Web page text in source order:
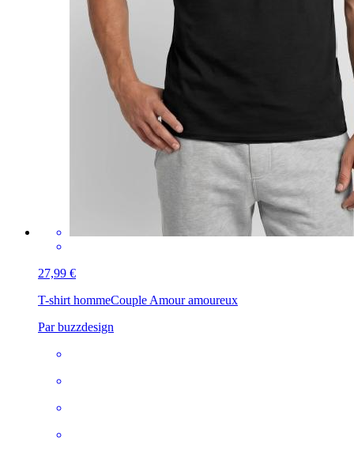
27,99 €
T-shirt hommeCouple Amour amoureux
Par buzzdesign